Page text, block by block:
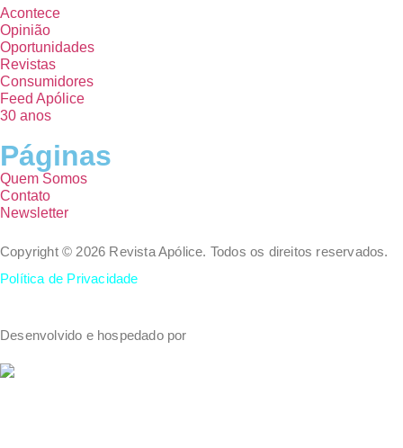
Acontece
Opinião
Oportunidades
Revistas
Consumidores
Feed Apólice
30 anos
Páginas
Quem Somos
Contato
Newsletter
Copyright © 2026 Revista Apólice. Todos os direitos reservados.
Política de Privacidade
Desenvolvido e hospedado por